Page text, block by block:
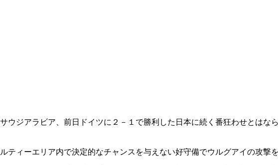
ウジアラビア、前日ドイツに２－１で勝利した日本に続く番狂わせとはな
ティーエリア内で決定的なチャンスを与えない好守備でウルグアイの攻撃を